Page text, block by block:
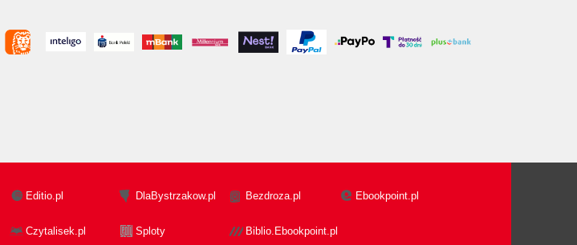
Editio.pl DlaBystrzakow.pl Bezdroza.pl Ebookpoint.pl
Czytalisek.pl Sploty Biblio.Ebookpoint.pl